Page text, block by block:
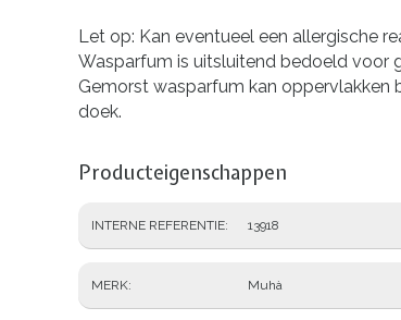
Let op: Kan eventueel een allergische
Wasparfum is uitsluitend bedoeld voor
Gemorst wasparfum kan
doek.
Producteigenschappen
INTERNE REFERENTIE 13918
MERK Muhà